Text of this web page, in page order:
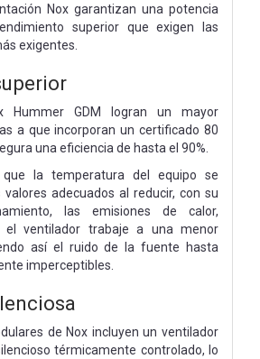
Nox garantizan una potencia
superior que exigen las
exigentes.
Hummer GDM logran un mayor
a que incorporan un certificado 80
una eficiencia de hasta el 90%.
la temperatura del equipo se
adecuados al reducir, con su
las emisiones de calor,
el ventilador trabaje a una menor
así el ruido de la fuente hasta
imperceptibles.
de Nox incluyen un ventilador
térmicamente controlado, lo